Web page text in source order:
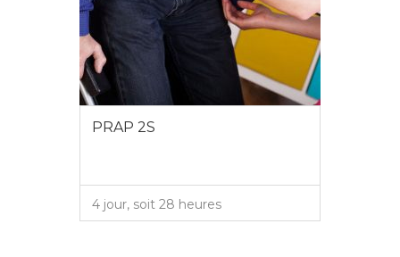
PRAP 2S
4 jour, soit 28 heures